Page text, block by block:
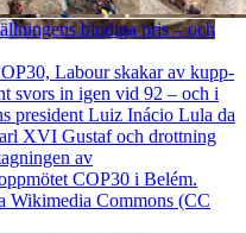
blodiga pris – och
Labour skakar av kupp­
svors in igen vid 92 – och i
president Luiz Inácio Lula da
XVI Gustaf och drottning
av
COP30 i Belém.
Wikimedia Commons (CC